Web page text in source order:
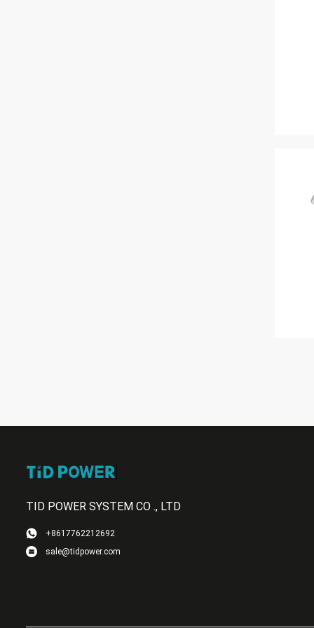
TID POWER SYSTEM CO ., LTD
+8617762212692
sale@tidpower.com